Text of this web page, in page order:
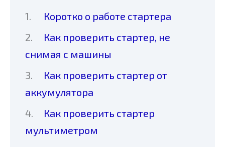
Коротко о работе стартера
Как проверить стартер, не
снимая с машины
Как проверить стартер от
аккумулятора
Как проверить стартер
мультиметром